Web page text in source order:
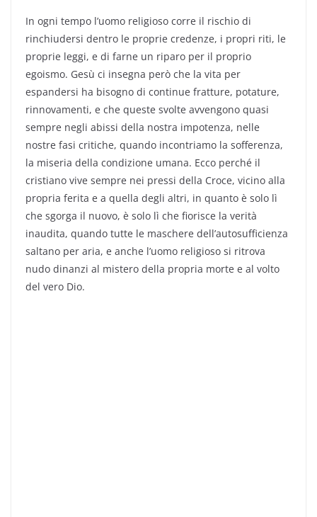
In ogni tempo l’uomo religioso corre il rischio di
rinchiudersi dentro le proprie credenze, i propri riti, le
proprie leggi, e di farne un riparo per il proprio
egoismo. Gesù ci insegna però che la vita per
espandersi ha bisogno di continue fratture, potature,
rinnovamenti, e che queste svolte avvengono quasi
sempre negli abissi della nostra impotenza, nelle
nostre fasi critiche, quando incontriamo la sofferenza,
la miseria della condizione umana. Ecco perché il
cristiano vive sempre nei pressi della Croce, vicino alla
propria ferita e a quella degli altri, in quanto è solo lì
che sgorga il nuovo, è solo lì che fiorisce la verità
inaudita, quando tutte le maschere dell’autosufficienza
saltano per aria, e anche l’uomo religioso si ritrova
nudo dinanzi al mistero della propria morte e al volto
del vero Dio.